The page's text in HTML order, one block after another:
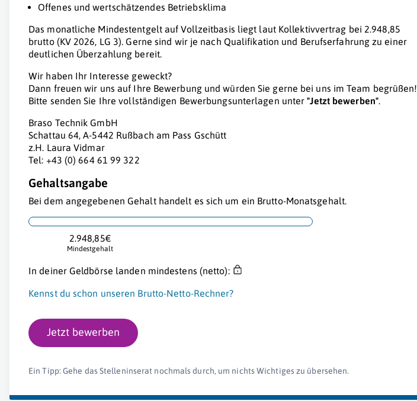
Offenes und wertschätzendes Betriebsklima
Das monatliche Mindestentgelt auf Vollzeitbasis liegt laut Kollektivvertrag bei 2.948,85
brutto (KV 2026, LG 3). Gerne sind wir je nach Qualifikation und Berufserfahrung zu einer
deutlichen Überzahlung bereit.
Wir haben Ihr Interesse geweckt?
Dann freuen wir uns auf Ihre Bewerbung und würden Sie gerne bei uns im Team begrüßen!
Bitte senden Sie Ihre vollständigen Bewerbungsunterlagen unter"Jetzt bewerben".
Braso Technik GmbH
Schattau 64, A-5442 Rußbach am Pass Gschütt
z.H. Laura Vidmar
Tel: +43 (0) 664 61 99 322
Gehaltsangabe
Bei dem angegebenen Gehalt handelt es sich um ein Brutto-Monatsgehalt.
2.948,85€
Mindestgehalt
In deiner Geldbörse landen mindestens (netto):
Kennst du schon unseren Brutto-Netto-Rechner?
Jetzt bewerben
Ein Tipp: Gehe das Stelleninserat nochmals durch, um nichts Wichtiges zu übersehen.